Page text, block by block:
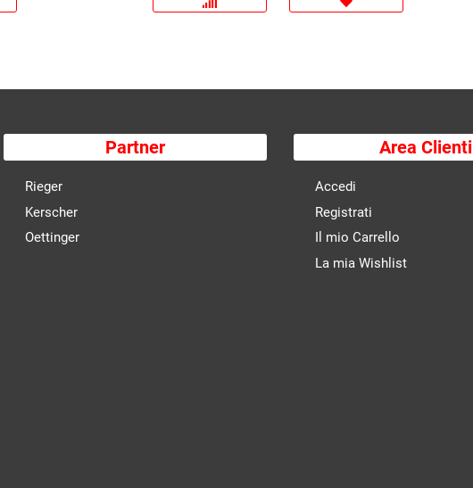
Partner
Rieger
Kerscher
Oettinger
Area Clienti
Accedi
Registrati
Il mio Carrello
La mia Wishlist